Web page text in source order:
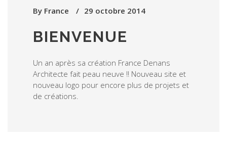
By France 29 octobre 2014
BIENVENUE
Un an après sa création France Denans
Architecte fait peau neuve !! Nouveau site et
nouveau logo pour encore plus de projets et
de créations.